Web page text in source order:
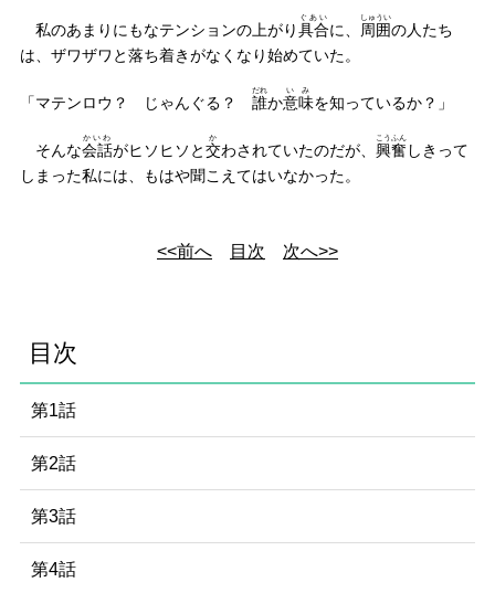
私のあまりにもなテンションの上がり具合
ぐあい
に、 周囲
しゅうい
の人たち
は、ザワザワと落ち着きがなくなり始めていた。
「マテンロウ？ じゃんぐる？ 誰
だれ
か意味
いみ
を知っているか？」
そんな会話
かいわ
がヒソヒソと交
か
わされていたのだが、 興奮
こうふん
しきって
しまった私には、もはや聞こえてはいなかった。
<<前へ 目次 次へ>>
目次
第1話
第2話
第3話
第4話